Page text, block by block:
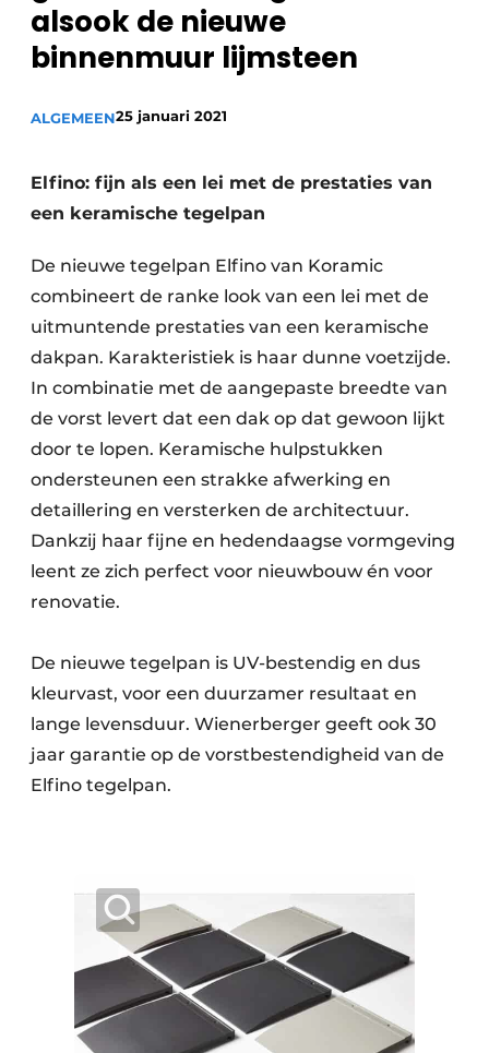
Vacature aanmelden
Vacatures
Bedrijven
Bedrijven
Akoestiek
Dak & Gevel
Houtbouw
HVAC
Interieurarchitectuur
Renovatie
Software
Veiligheid & Opleiding
Zonwering
alsook de nieuwe
binnenmuur lijmsteen
ALGEMEEN25 januari 2021
Elfino: fijn als een lei met de prestaties van
een keramische tegelpan
De nieuwe tegelpan Elfino van Koramic
combineert de ranke look van een lei met de
uitmuntende prestaties van een keramische
dakpan. Karakteristiek is haar dunne voetzijde.
In combinatie met de aangepaste breedte van
de vorst levert dat een dak op dat gewoon lijkt
door te lopen. Keramische hulpstukken
ondersteunen een strakke afwerking en
detaillering en versterken de architectuur.
Dankzij haar fijne en hedendaagse vormgeving
leent ze zich perfect voor nieuwbouw én voor
renovatie.
De nieuwe tegelpan is UV-bestendig en dus
kleurvast, voor een duurzamer resultaat en
lange levensduur. Wienerberger geeft ook 30
jaar garantie op de vorstbestendigheid van de
Elfino tegelpan.